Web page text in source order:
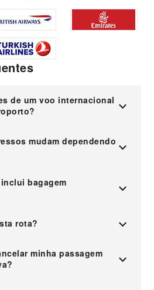
de um voo internacional
mudam dependendo
bagagem
rota?
minha passagem